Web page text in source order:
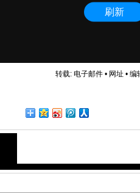
转载: 电子邮件• 网址 • 编